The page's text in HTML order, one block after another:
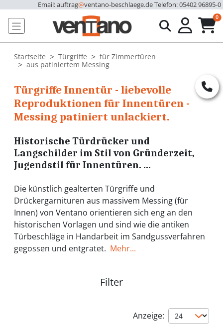
Email: auftrag@ventano-beschlaege.deTelefon: 05402 96895-0
0
Startseite Türgriffe
für Zimmertüren
aus patiniertem Messing
Türgriffe Innentür - liebevolle
Reproduktionen für Innentüren -
Messing patiniert unlackiert.
Historische Türdrücker und
Langschilder im Stil von Gründerzeit,
Jugendstil für Innentüren. ...
Die künstlich gealterten Türgriffe und
Drückergarnituren aus massivem Messing (für
Innen) von Ventano orientieren sich eng an den
historischen Vorlagen und sind wie die antiken
Türbeschläge in Handarbeit im Sandgussverfahren
gegossen und entgratet. Mehr...
Filter
Anzeige: